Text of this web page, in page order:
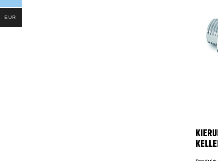
EUR